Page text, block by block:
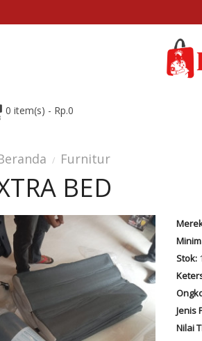
0 item(s) - Rp.0
Furnitur
BED
Stok:
Jenis
Nilai